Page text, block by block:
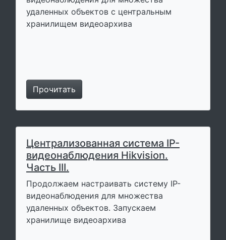
удаленных объектов с центральным
хранилищем видеоархива
Прочитать
Централизованная система IP-
видеонаблюдения Hikvision.
Часть III.
Продолжаем настраивать систему IP-
видеонаблюдения для множества
удаленных объектов. Запускаем
хранилище видеоархива